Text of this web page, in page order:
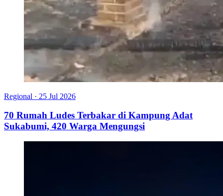
Regional · 25 Jul 2026
70 Rumah Ludes Terbakar di Kampung Adat
Sukabumi, 420 Warga Mengungsi